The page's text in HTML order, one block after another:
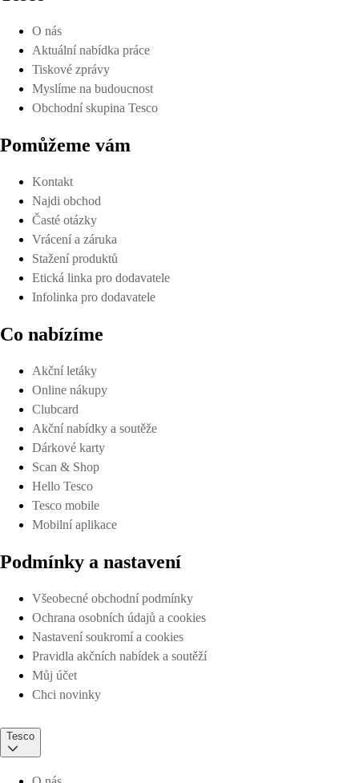
O nás
Aktuální nabídka práce
Tiskové zprávy
Myslíme na budoucnost
Obchodní skupina Tesco
Pomůžeme vám
Kontakt
Najdi obchod
Časté otázky
Vrácení a záruka
Stažení produktů
Etická linka pro dodavatele
Infolinka pro dodavatele
Co nabízíme
Akční letáky
Online nákupy
Clubcard
Akční nabídky a soutěže
Dárkové karty
Scan & Shop
Hello Tesco
Tesco mobile
Mobilní aplikace
Podmínky a nastavení
Všeobecné obchodní podmínky
Ochrana osobních údajů a cookies
Nastavení soukromí a cookies
Pravidla akčních nabídek a soutěží
Můj účet
Chci novinky
Tesco